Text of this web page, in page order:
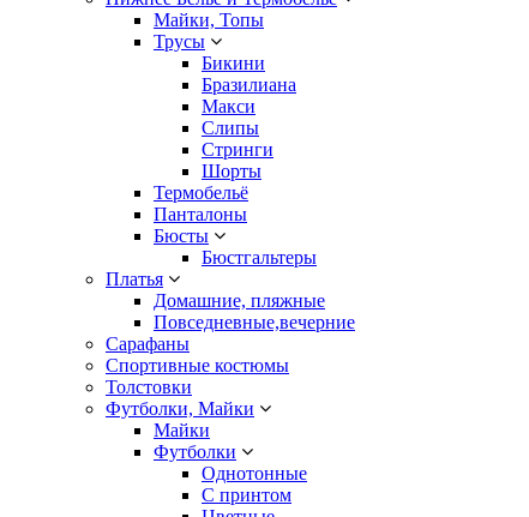
Майки, Топы
Трусы
Бикини
Бразилиана
Макси
Слипы
Стринги
Шорты
Термобельё
Панталоны
Бюсты
Бюстгальтеры
Платья
Домашние, пляжные
Повседневные,вечерние
Сарафаны
Спортивные костюмы
Толстовки
Футболки, Майки
Майки
Футболки
Однотонные
С принтом